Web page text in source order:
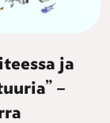
ja
–